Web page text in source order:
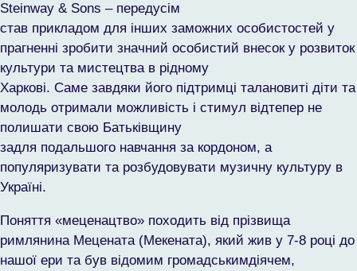
Steinway & Sons – передусім
став прикладом для інших заможних особистостей у
прагненні зробити значний особистий внесок у розвиток
культури та мистецтва в рідному
Харкові. Саме завдяки його підтримці талановиті діти та
молодь отримали можливість і стимул відтепер не
полишати свою Батьківщину
задля подальшого навчання за кордоном, а
популяризувати та розбудовувати музичну культуру в
Україні.
Поняття «меценацтво» походить від прізвища
римлянина Мецената (Мекената), який жив у 7-8 році до
нашої ери та був відомим громадськимдіячем,